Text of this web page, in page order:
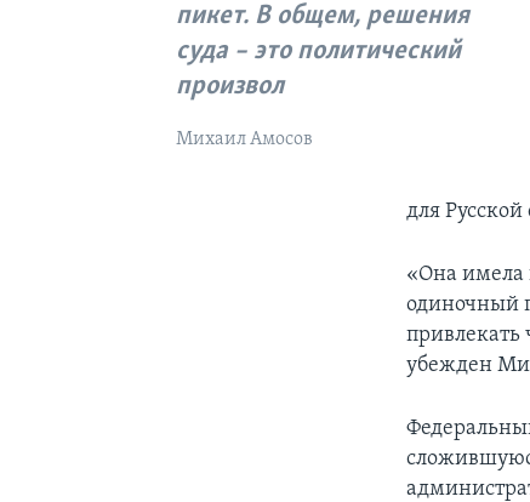
пикет. В общем, решения
суда – это политический
произвол
Михаил Амосов
для
«Она имела
одиночный
привлекать
убежден